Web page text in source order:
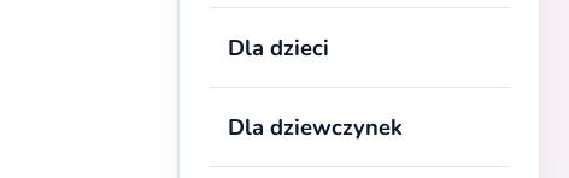
Dla dzieci
Dla dziewczynek